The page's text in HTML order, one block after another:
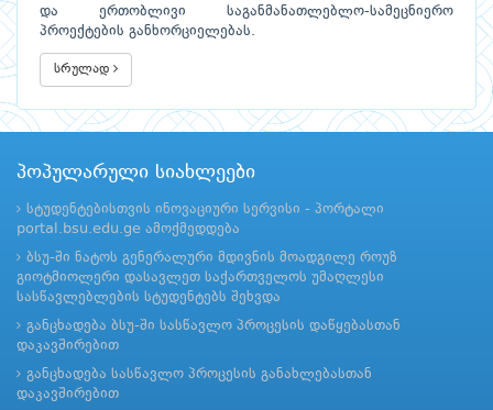
და ერთობლივი საგანმანათლებლო-სამეცნიერო
პროექტების განხორციელებას.
სრულად
პოპულარული სიახლეები
სტუდენტებისთვის ინოვაციური სერვისი - პორტალი
portal.bsu.edu.ge ამოქმედდება
ბსუ-ში ნატოს გენერალური მდივნის მოადგილე როუზ
გიოტმიოლერი დასავლეთ საქართველოს უმაღლესი
სასწავლებლების სტუდენტებს შეხვდა
განცხადება ბსუ-ში სასწავლო პროცესის დაწყებასთან
დაკავშირებით
განცხადება სასწავლო პროცესის განახლებასთან
დაკავშირებით